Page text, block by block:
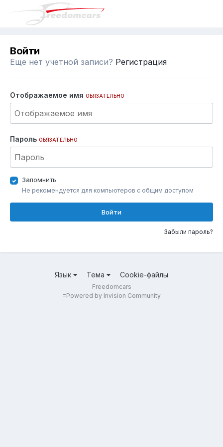
Войти
Еще нет учетной записи? Регистрация
Отображаемое имя ОБЯЗАТЕЛЬНО
Пароль ОБЯЗАТЕЛЬНО
Запомнить
Не рекомендуется для компьютеров с общим доступом
Войти
Забыли пароль?
Язык Тема Cookie-файлы
Freedomcars
=Powered by Invision Community